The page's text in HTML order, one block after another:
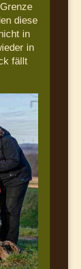
diese
in
in
fällt